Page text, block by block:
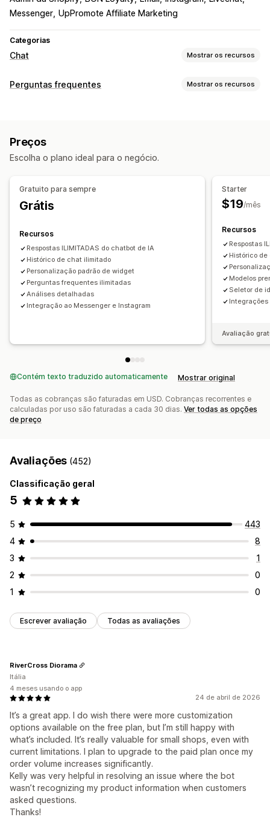
Messenger UpPromote Affiliate Marketing
Categorias
Chat Mostrar os recursos
Mensagens em tempo real
Respostas automatizadas
Recomendações de produtos
Enviar transcrição
Cor e fonte
Horário comercial
Mensagens de boas-vindas
Botões de chat Marcação com tag
Atribuição de chat
Avatar do agente
Perguntas frequentes Mostrar os recursos
Opções de exibição
Responsividade para dispositivos móveis
Preços
Escolha o plano ideal para o negócio.
Gratuito para sempre
Grátis
Recursos
Respostas ILIMITADAS do chatbot de IA
Histórico de chat ilimitado
Personalização padrão de widget
Perguntas frequentes ilimitadas
Análises detalhadas
Integração ao Messenger e Instagram
Starter
$19/mês
Recursos
Respostas
Histórico
Modelos
Seletor de
Avaliação
Contém texto traduzido automaticamente Mostrar original
Todas as cobranças são faturadas em USD. Cobranças recorrentes e
calculadas por uso são faturadas a cada 30 dias. Ver todas as opções
de preço
Avaliações (452)
Classificação geral
5
5
443
4
8
3
1
2
0
1
0
Escrever avaliação Todas as avaliações
24 de abril de 2026
It’s a great app. I do wish there were more customization
options available on the free plan, but I’m still happy with
what’s included. It’s really valuable for small shops, even with
current limitations. I plan to upgrade to the paid plan once my
order volume increases significantly.
Kelly was very helpful in resolving an issue where the bot
wasn’t recognizing my product information when customers
asked questions.
Thanks!
RiverCross Diorama
Itália
4 meses usando o app